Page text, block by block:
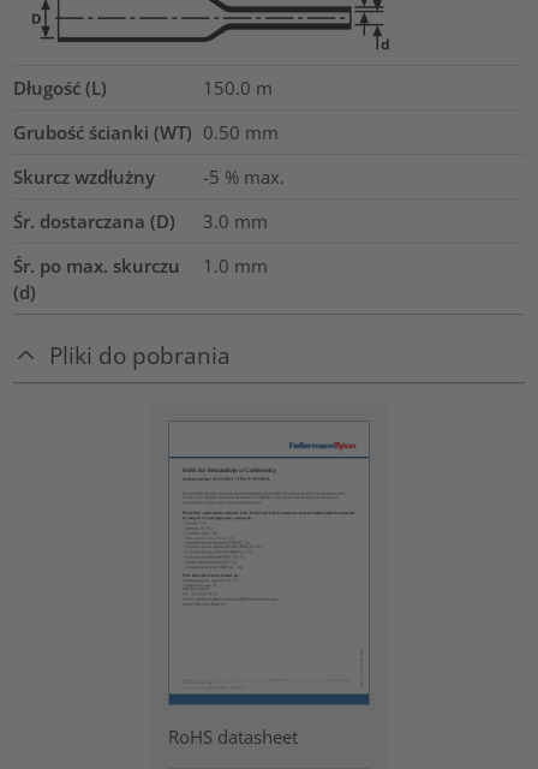
Długość (L) 150.0 m
Grubość ścianki (WT) 0.50 mm
Skurcz wzdłużny
-5 % max.
Śr. dostarczana (D)
3.0 mm
Śr. po max. skurczu
(d)
1.0 mm
Pliki do pobrania
RoHS datasheet